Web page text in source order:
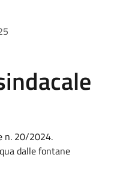
n. 20/2024.
dalle fontane